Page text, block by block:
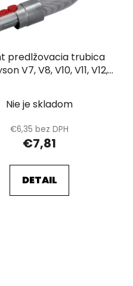
predlžovacia trubica
V7, V8, V10, V11, V12,
Nie je skladom
€6,35 bez DPH
€7,81
DETAIL